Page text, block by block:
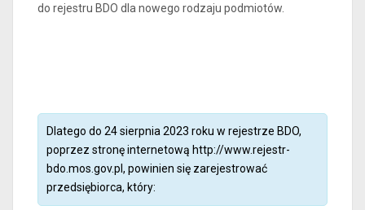
do rejestru BDO dla nowego rodzaju podmiotów.
Dlatego do 24 sierpnia 2023 roku w rejestrze BDO,
poprzez stronę internetową http://www.rejestr-
bdo.mos.gov.pl, powinien się zarejestrować
przedsiębiorca, który: